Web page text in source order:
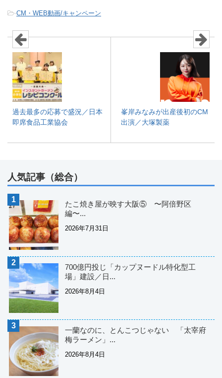
-CM・WEB動画/キャンペーン
過去最多の応募で盛況／日本
即席食品工業協会
峯岸みなみが出産後初のCM
出演／大塚製薬
人気記事（総合）
たこ焼き屋が映す大阪⑤ 〜阿倍野区
編〜...
2026年7月31日
700億円投じ「カップヌードル特化型工
場」建設／日...
2026年8月4日
一蘭なのに、とんこつじゃない 「太宰府
梅ラーメン」...
2026年8月4日